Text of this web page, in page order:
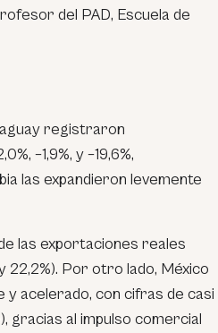
del PAD, Escuela de
registraron
–1,9%, y –19,6%,
las expandieron levemente
las exportaciones reales
22,2%). Por otro lado, México
acelerado, con cifras de casi
gracias al impulso comercial